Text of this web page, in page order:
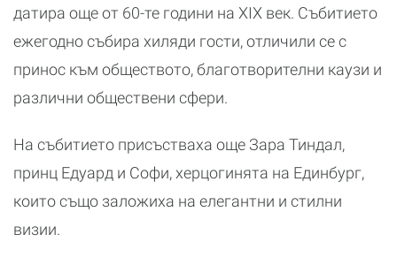
датира още от 60-те години на XIX век. Събитието
ежегодно събира хиляди гости, отличили се с
принос към обществото, благотворителни каузи и
различни обществени сфери.
На събитието присъстваха още Зара Тиндал,
принц Едуард и Софи, херцогинята на Единбург,
които също заложиха на елегантни и стилни
визии.